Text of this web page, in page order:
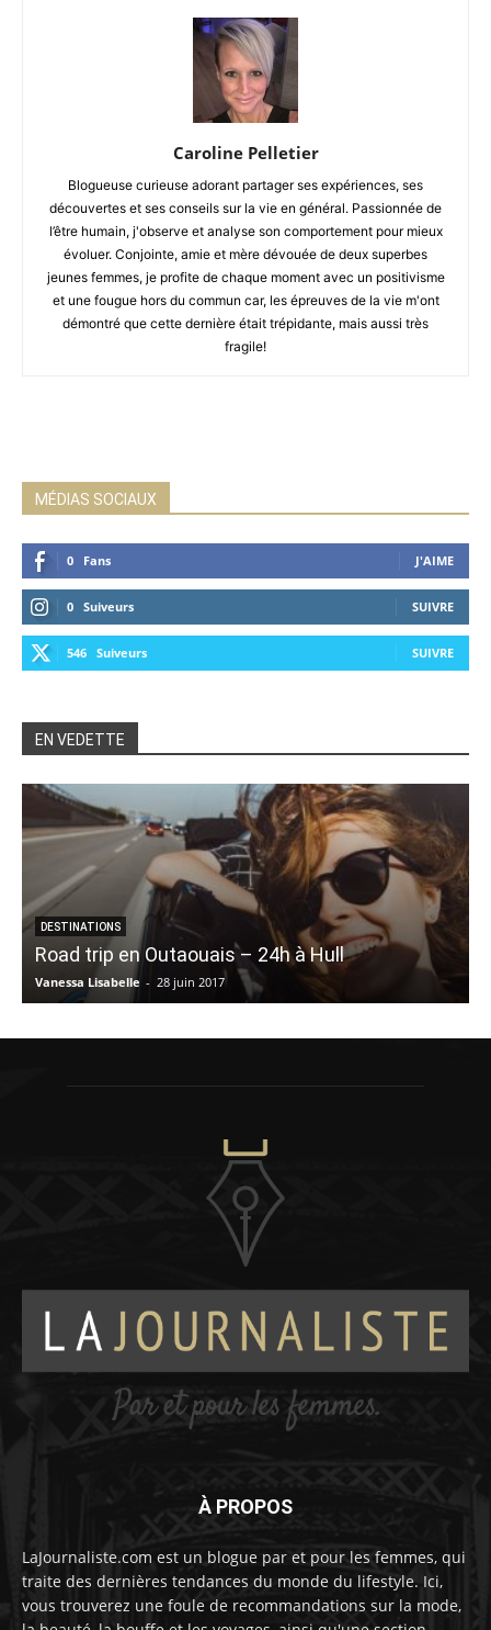
Caroline Pelletier
Blogueuse curieuse adorant partager ses expériences, ses
découvertes et ses conseils sur la vie en général. Passionnée de
l’être humain, j'observe et analyse son comportement pour mieux
évoluer. Conjointe, amie et mère dévouée de deux superbes
jeunes femmes, je profite de chaque moment avec un positivisme
et une fougue hors du commun car, les épreuves de la vie m'ont
démontré que cette dernière était trépidante, mais aussi très
fragile!
MÉDIAS SOCIAUX
0 Fans J'AIME
0 Suiveurs SUIVRE
546 Suiveurs SUIVRE
EN VEDETTE
DESTINATIONS
Road trip en Outaouais – 24h à Hull
Vanessa Lisabelle - 28 juin 2017
À PROPOS
LaJournaliste.com est un blogue par et pour les femmes, qui
traite des dernières tendances du monde du lifestyle. Ici,
vous trouverez une foule de recommandations sur la mode,